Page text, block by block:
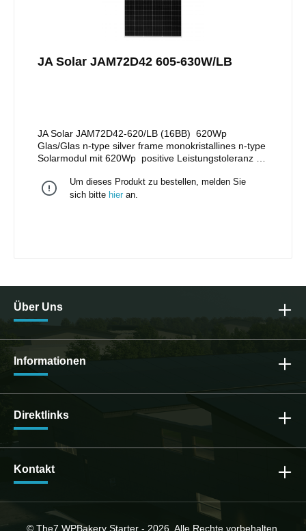
JA Solar JAM72D42 605-630W/LB
JA Solar JAM72D42-620/LB (16BB) 620Wp
Glas/Glas n-type silver frame monokristallines n-type
Solarmodul mit 620Wp positive Leistungstoleranz bis
Rahmen Stäubli MC4 Stecker/EVO II Stecker 12
Jahre Produktgarantie 30 Jahre lineare
Um dieses Produkt zu bestellen, melden Sie
sich bitte hier an.
Über Uns
Informationen
Direktlinks
Kontakt
© The7 WPBakery Starter - 2026. Alle Rechte vorbehalten.